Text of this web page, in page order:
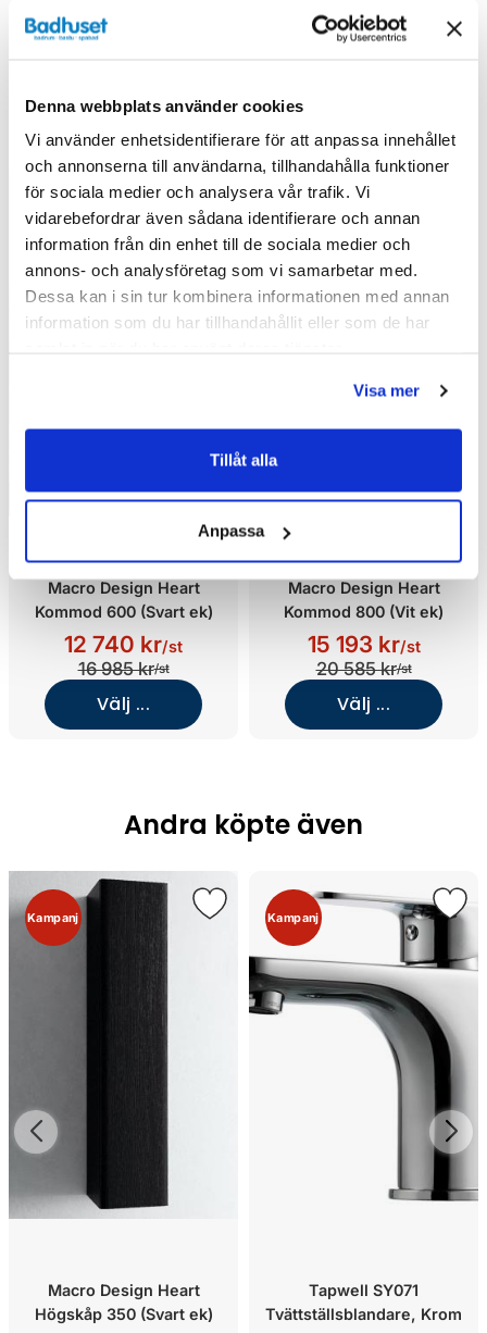
Denna webbplats använder cookies
Vi använder enhetsidentifierare för att anpassa innehållet
och annonserna till användarna, tillhandahålla funktioner
för sociala medier och analysera vår trafik. Vi
vidarebefordrar även sådana identifierare och annan
information från din enhet till de sociala medier och
annons- och analysföretag som vi samarbetar med.
Dessa kan i sin tur kombinera informationen med annan
information som du har tillhandahållit eller som de har
Visa mer
Tillåt alla
Anpassa
Liknande produkter
Kampanj
Macro Design Heart
Kommod 600 (Svart ek)
12 740 kr/st
16 985 kr/st
Välj ...
Kampanj
Macro Design Heart
Kommod 800 (Vit ek)
15 193 kr/st
20 585 kr/st
Välj ...
Andra köpte även
Kampanj
Macro Design Heart
Högskåp 350 (Svart ek)
Kampanj
Tapwell SY071
Tvättställsblandare, Krom